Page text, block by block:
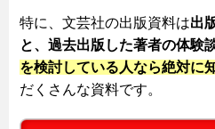
特に、文芸社の出版資料は出
と、過去出版した著者の体験
を検討している人なら絶対に
だくさんな資料です。